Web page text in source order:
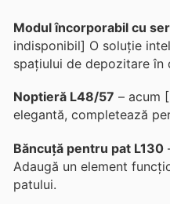
Modul încorporabil cu
indisponibil] O soluție
spațiului de depozitare în
Noptieră L48/57 – acum
elegantă, completează
Băncuță pentru pat L130
Adaugă un element
patului.